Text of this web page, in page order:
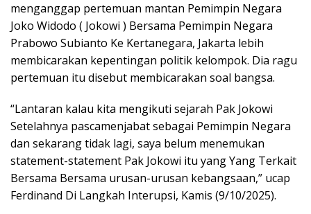
menganggap pertemuan mantan Pemimpin Negara
Joko Widodo ( Jokowi ) Bersama Pemimpin Negara
Prabowo Subianto Ke Kertanegara, Jakarta lebih
membicarakan kepentingan politik kelompok. Dia ragu
pertemuan itu disebut membicarakan soal bangsa.
“Lantaran kalau kita mengikuti sejarah Pak Jokowi
Setelahnya pascamenjabat sebagai Pemimpin Negara
dan sekarang tidak lagi, saya belum menemukan
statement-statement Pak Jokowi itu yang Yang Terkait
Bersama Bersama urusan-urusan kebangsaan,” ucap
Ferdinand Di Langkah Interupsi, Kamis (9/10/2025).